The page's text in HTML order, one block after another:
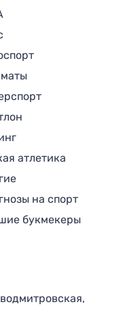
атлетика
на спорт
букмекеры